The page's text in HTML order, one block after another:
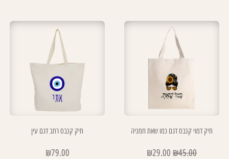
תיק דמוי קנבס דגם כמו שאת חמניה
₪45.00
₪29.00
תיק קנבס רחב דגם עין
₪79.00